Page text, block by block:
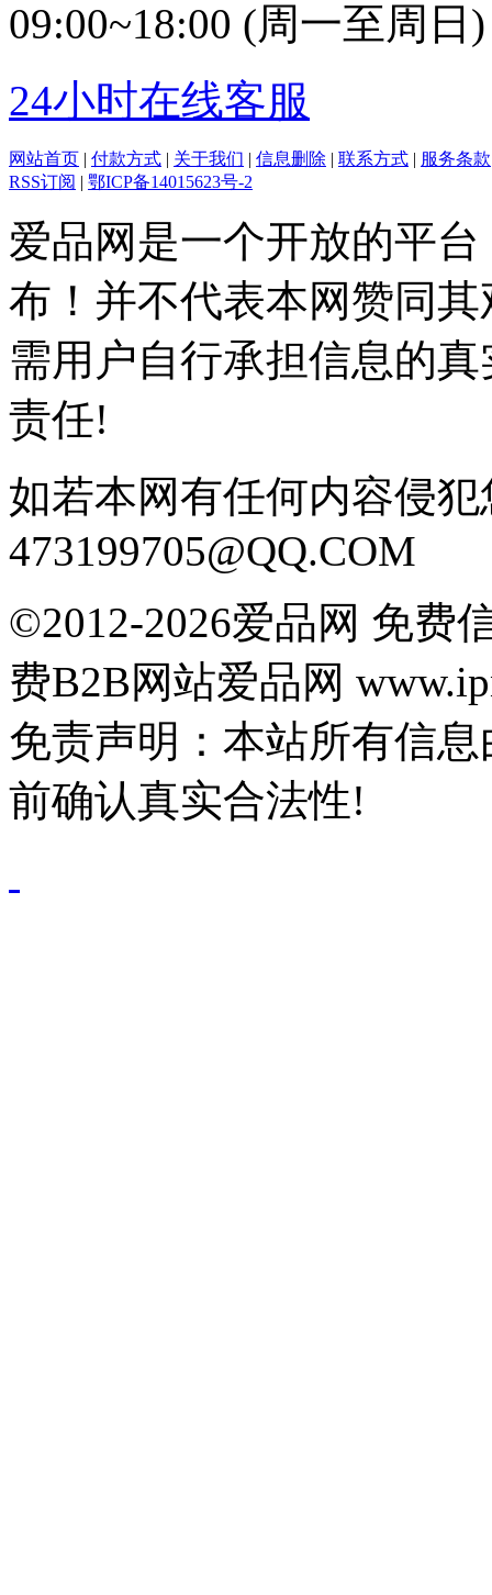
09:00~18:00 (周一至周日)
24小时在线客服
网站首页 | 付款方式 | 关于我们 | 信息删除 | 联系方式 | 服务条款
RSS订阅 | 鄂ICP备14015623号-2
爱品网是一个开放的平
布！并不代表本网赞同
需用户自行承担信息的
责任!
如若本网有任何内容侵
473199705@QQ.COM
©2012-2026爱品网 免费
费B2B网站爱品网
免责声明：本站所有信
前确认真实合法性!